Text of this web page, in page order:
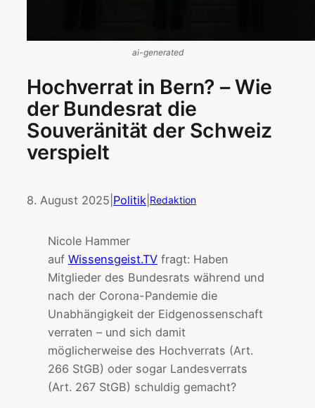
ai-generated
Hochverrat in Bern? – Wie
der Bundesrat die
Souveränität der Schweiz
verspielt
8. August 2025 Politik Redaktion
Nicole Hammer
auf Wissensgeist.TV fragt: Haben
Mitglieder des Bundesrats während und
nach der Corona-Pandemie die
Unabhängigkeit der Eidgenossenschaft
verraten – und sich damit
möglicherweise des Hochverrats (Art.
266 StGB) oder sogar Landesverrats
(Art. 267 StGB) schuldig gemacht?